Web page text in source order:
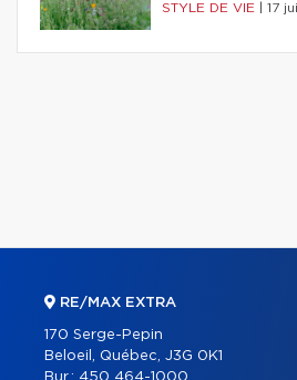
STYLE DE VIE 17
RE/MAX EXTRA
170 Serge-Pepin
Beloeil, Québec, J3G 0K1